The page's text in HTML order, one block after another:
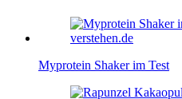
Myprotein Shaker im Test